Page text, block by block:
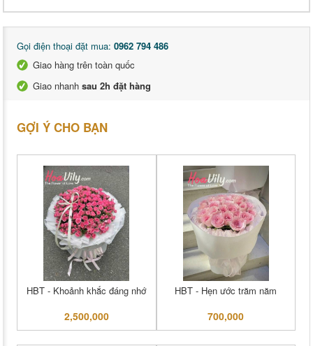
Gọi điện thoại đặt mua: 0962 794 486
Giao hàng trên toàn quốc
Giao nhanh sau 2h đặt hàng
GỢI Ý CHO BẠN
HBT - Khoảnh khắc đáng nhớ
2,500,000
HBT - Hẹn ước trăm năm
700,000